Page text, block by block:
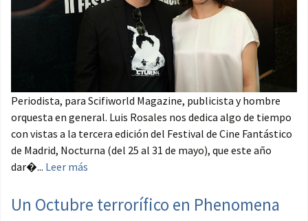
Periodista, para Scifiworld Magazine, publicista y hombre
orquesta en general. Luis Rosales nos dedica algo de tiempo
con vistas a la tercera edición del Festival de Cine Fantástico
de Madrid, Nocturna (del 25 al 31 de mayo), que este año
dar�... Leer más
Un Octubre terrorífico en Phenomena